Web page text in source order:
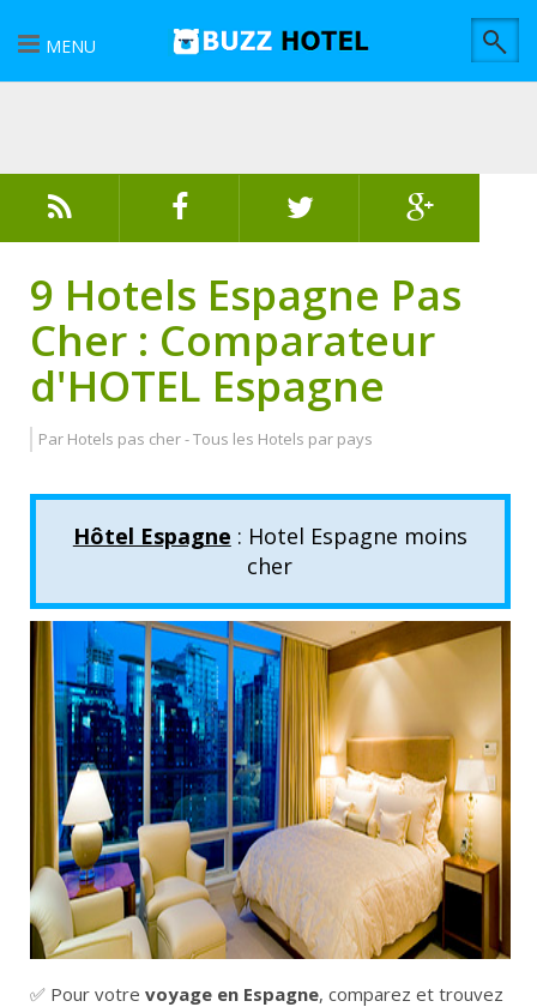
MENU
9 Hotels Espagne Pas
Cher : Comparateur
d'HOTEL Espagne
Par Hotels pas cher-Tous les Hotels par pays
Hôtel Espagne : Hotel Espagne moins
cher
✅ Pour votre voyage en Espagne, comparez et trouvez